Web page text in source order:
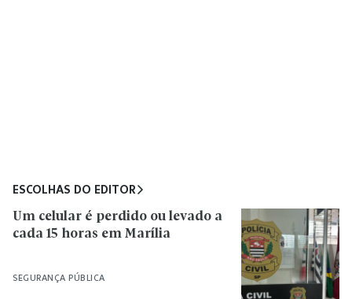
ESCOLHAS DO EDITOR
SEGURANÇA PÚBLICA
Um celular é perdido ou levado a
cada 15 horas em Marília